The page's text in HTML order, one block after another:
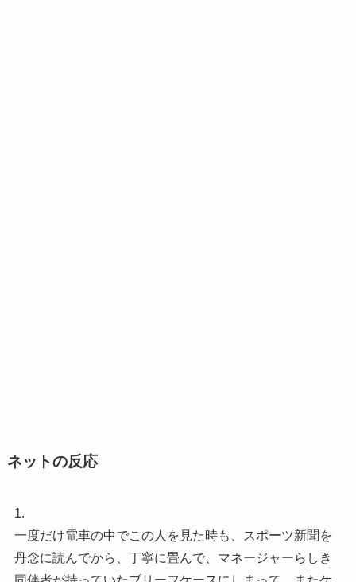
ネットの反応
1.
一度だけ電車の中でこの人を見た時も、スポーツ新聞を
丹念に読んでから、丁寧に畳んで、マネージャーらしき